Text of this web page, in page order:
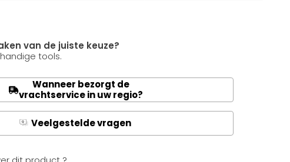
van de juiste keuze?
tools.
Wanneer bezorgt de
vrachtservice in uw regio?
Q Veelgestelde vragen